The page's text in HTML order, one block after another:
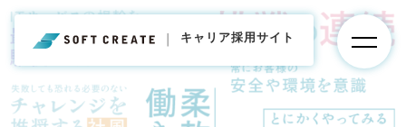
キャリア採用サイト